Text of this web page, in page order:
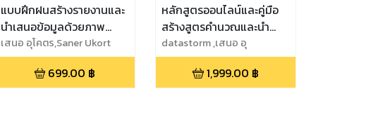
แบบฝึกฝนสร้างรายงานและ
นำเสนอข้อมูลด้วยภาพ
Data Visualization
(Practices)
เสนอ อุโคตร,Saner Ukort
699.00 ฿
หลักสูตรออนไลน์และคู่มือ
สร้างสูตรคำนวณและนำ
เสนอข้อมูลด้วยภาพ(39
Workshops)
datastorm ,เสนอ อุ
โคตร,Saner Ukort
1,999.00 ฿